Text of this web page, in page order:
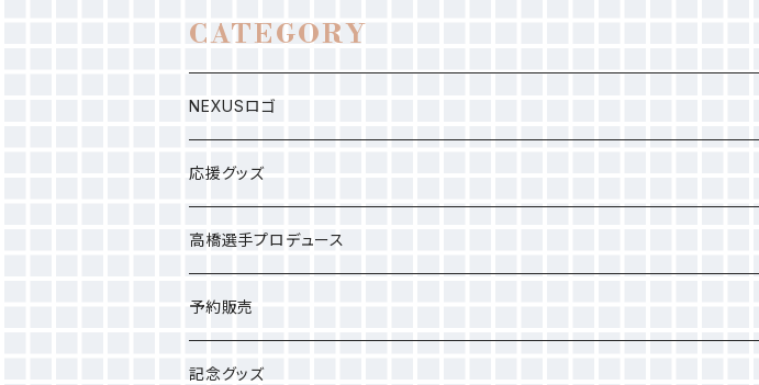
CATEGORY
NEXUSロゴ
応援グッズ
高橋選手プロデュース
選手タオル
応援グッズ
予約販売
カレンダー
記念グッズ